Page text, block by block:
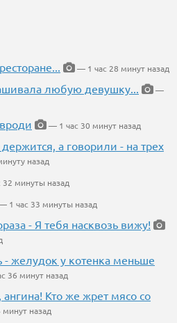
— 1 час 28 минут назад
любую девушку...
—
— 1 час 30 минут назад
а говорили - на трех
назад
минуты назад
1 час 33 минуты назад
- Я тебя насквозь вижу!
- желудок у котенка меньше
36 минут назад
ангина! Кто же жрет мясо со
назад